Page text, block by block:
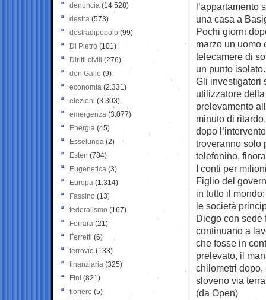
l’appartamento
una casa a
Pochi giorni
marzo un uomo
telecamere di
un punto isolato.
Gli investigatori
utilizzatore
prelevamento
minuto di
dopo
troveranno solo
telefonino,
I conti per
Figlio del
in tutto il
le società
Diego con sede
continuano a
che fosse in
prelevato, il
chilometri
sloveno via
(da Open)
denuncia (14.528)
destra (573)
destradipopolo (99)
Di Pietro (101)
Diritti civili (276)
don Gallo (9)
economia (2.331)
elezioni (3.303)
emergenza (3.077)
Energia (45)
Esselunga (2)
Esteri (784)
Eugenetica (3)
Europa (1.314)
Fassino (13)
federalismo (167)
Ferrara (21)
Ferretti (6)
ferrovie (133)
finanziaria (325)
Fini (821)
fioriere (5)